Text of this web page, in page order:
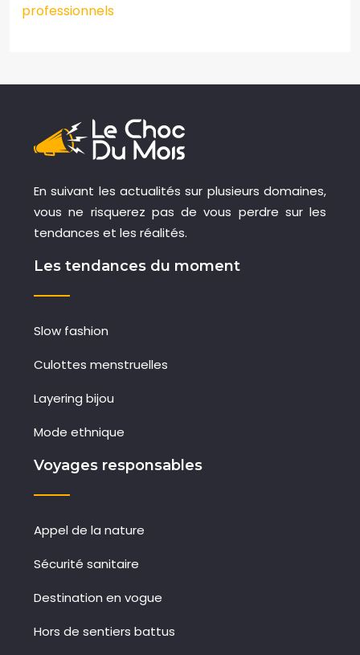
professionnels
En suivant les actualités sur plusieurs domaines,
vous ne risquerez pas de vous perdre sur les
tendances et les réalités.
Les tendances du moment
Slow fashion
Culottes menstruelles
Layering bijou
Mode ethnique
Voyages responsables
Appel de la nature
Sécurité sanitaire
Destination en vogue
Hors de sentiers battus